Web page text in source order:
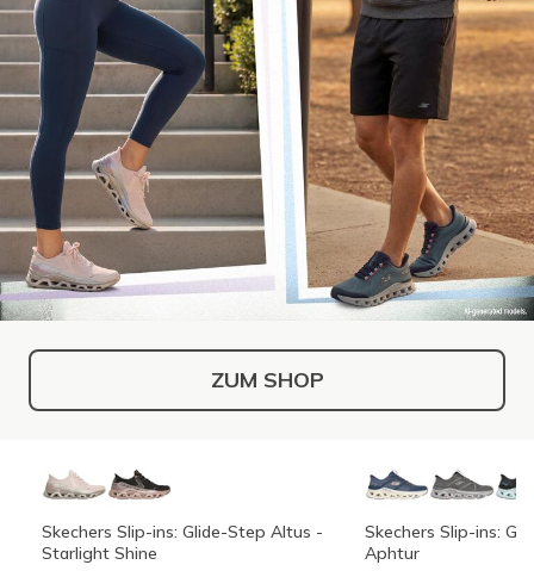
ZUM SHOP
Skechers Slip-ins: Glide-Step Altus -
Starlight Shine
Skechers Slip-ins:
Aphtur